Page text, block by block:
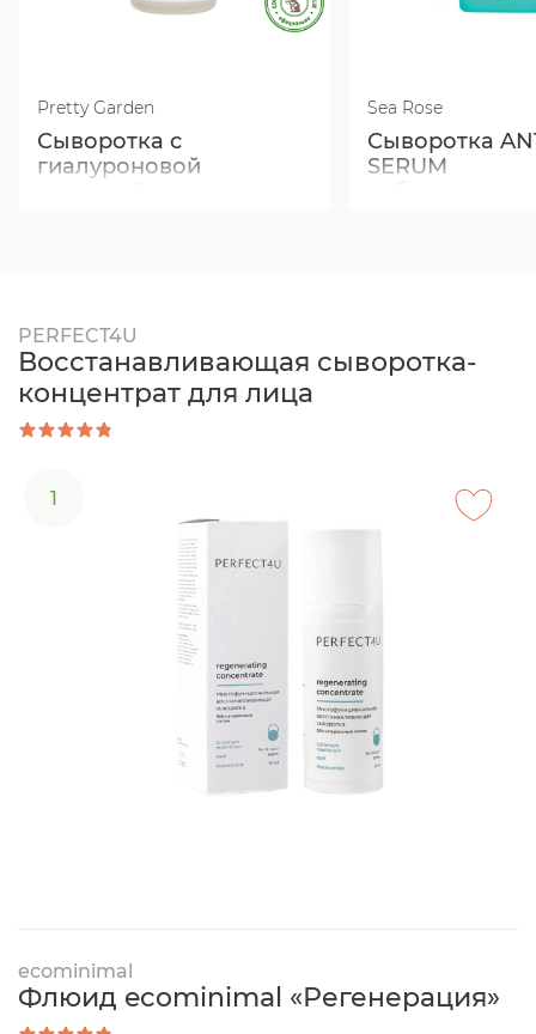
Pretty Garden
Сыворотка с
гиалуроновой
Sea Rose
Сыворотка
SERUM
PERFECT4U
Восстанавливающая сыворотка-
концентрат для лица
1
ecominimal
Флюид ecominimal «Регенерация»